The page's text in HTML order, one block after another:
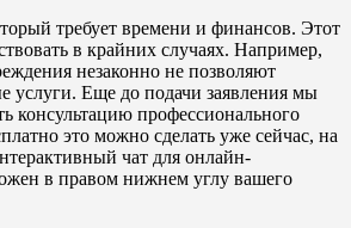
требует времени и финансов. Этот
в крайних случаях. Например,
незаконно не позволяют
услуги. Еще до подачи заявления мы
консультацию профессионального
это можно сделать уже сейчас, на
чат для онлайн-
в правом нижнем углу вашего